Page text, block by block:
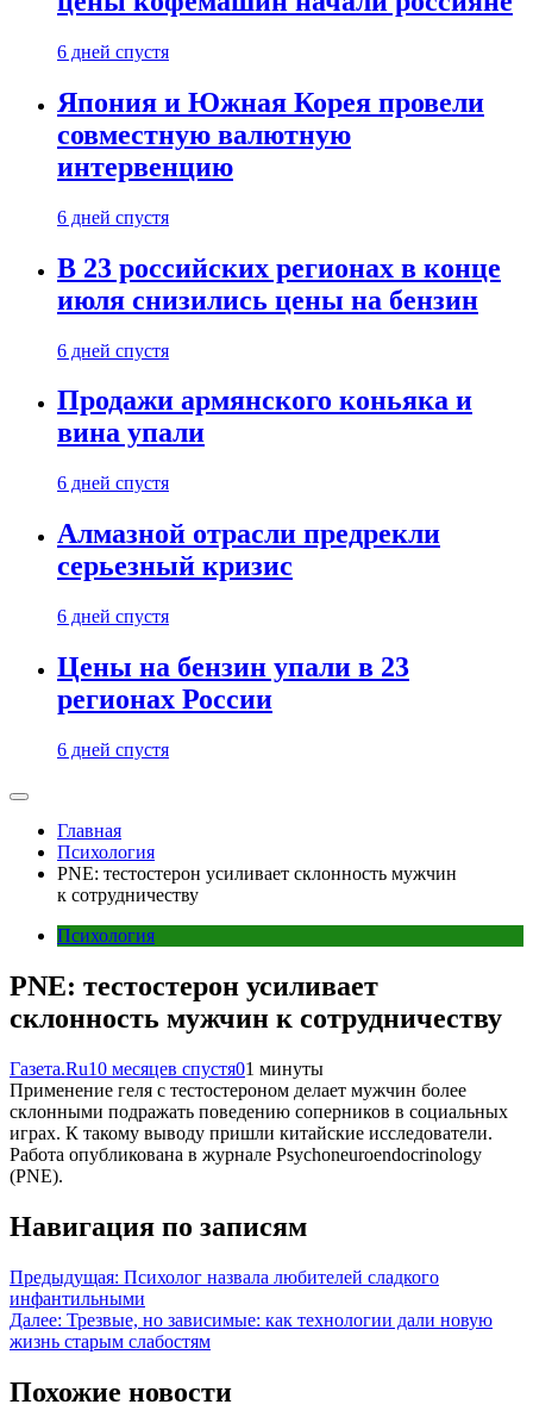
6 дней спустя
Япония и Южная Корея провели
совместную валютную
интервенцию
6 дней спустя
В 23 российских регионах в конце
июля снизились цены на бензин
6 дней спустя
Продажи армянского коньяка и
вина упали
6 дней спустя
Алмазной отрасли предрекли
серьезный кризис
6 дней спустя
Цены на бензин упали в 23
регионах России
6 дней спустя
Главная
Психология
PNE: тестостерон усиливает склонность мужчин
к сотрудничеству
Психология
PNE: тестостерон усиливает
склонность мужчин к сотрудничеству
Газета.Ru10 месяцев спустя01 минуты
Применение геля с тестостероном делает мужчин более
склонными подражать поведению соперников в социальных
играх. К такому выводу пришли китайские исследователи.
Работа опубликована в журнале Psychoneuroendocrinology
(PNE).
Навигация по записям
Предыдущая: Психолог назвала любителей сладкого
инфантильными
Далее: Трезвые, но зависимые: как технологии дали новую
жизнь старым слабостям
Похожие новости